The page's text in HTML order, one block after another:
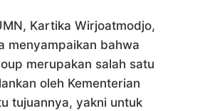
Kartika Wirjoatmodjo,
menyampaikan bahwa
merupakan salah satu
oleh Kementerian
tujuannya, yakni untuk